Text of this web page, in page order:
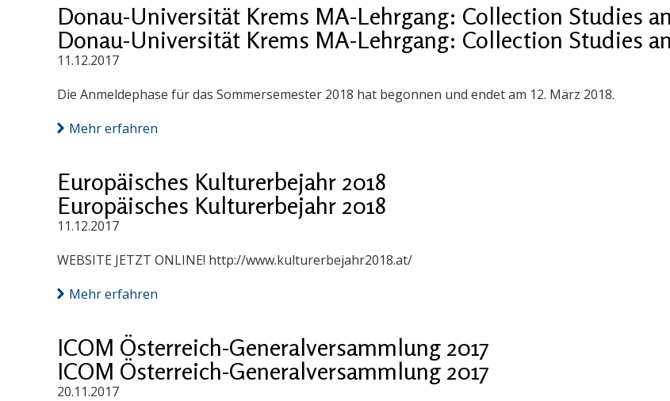
Donau-Universität Krems MA-Lehrgang: Collection Studies
Donau-Universität Krems MA-Lehrgang: Collection Studies
11.12.2017
Die Anmeldephase für das Sommersemester 2018 hat begonnen und endet am 12. März 2018.
Mehr erfahren
Europäisches Kulturerbejahr 2018
Europäisches Kulturerbejahr 2018
11.12.2017
WEBSITE JETZT ONLINE! http://www.kulturerbejahr2018.at/
Mehr erfahren
ICOM Österreich-Generalversammlung 2017
ICOM Österreich-Generalversammlung 2017
20.11.2017